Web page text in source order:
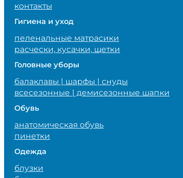
контакты
Гигиена и уход
пеленальные матрасики
расчески, кусачки, щетки
Головные уборы
балаклавы | шарфы | снуды
всесезонные | демисезонные шапки
Обувь
анатомическая обувь
пинетки
Одежда
блузки